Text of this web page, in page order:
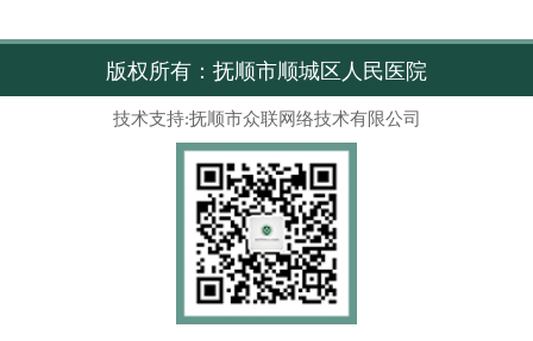
版权所有：抚顺市顺城区人民医院
技术支持:抚顺市众联网络技术有限公司